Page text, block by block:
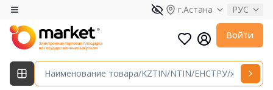
г.Астана РУС
Войти